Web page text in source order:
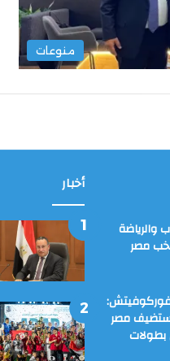
منوعات
والرياضة
مصر
مصر
بطولات
أخبار